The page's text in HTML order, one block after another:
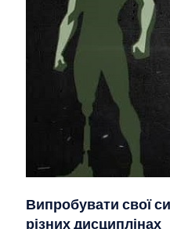
Випробувати свої
різних дисциплінах